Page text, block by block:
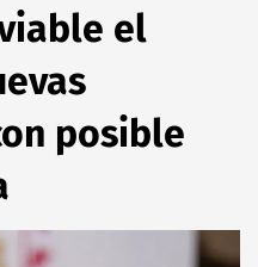
el
posible